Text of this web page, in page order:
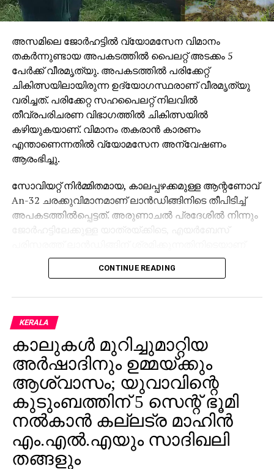
തീരമാണ്.ടെന്നിസി സംസ്ഥാനത്തും
വിർജിനിയയിലും വിൻകോൻസിലും മദീന എന്ന പേരിൽ
പട്ടണങ്ങളുണ്ട്. നാലര ദശലക്ഷത്തോളം മുസ്ലിങ്ങൾ
അമേരിക്കയിലുണ്ട്. ന്യൂയോർക്ക്, കാലിഫോർണിയ,
ഇല്ലിനോയിസ് എന്നിവിsങ്ങളിലാണ് കൂടുതൽ.
അമേരിക്കൻ മുസ്ലിങ്ങളിൽ തന്നെ ആഫിക്കൻ
വംശജരുണ്ട്, അറബ് വംശജരുണ്ട്, ഏഷ്യൻ
വംശജരുണ്ട്,യൂറോപ്യൻ മുസ്ലിങ്ങളുമുണ്ട്.
അസമിലെ ജോര്‍ഹട്ടില്‍ വ്യോമസേന വിമാനം
തകര്‍ന്നുണ്ടായ അപകടത്തില്‍ പൈലറ്റ് അടക്കം 5
പേര്‍ക്ക് വീരമൃത്യു. അപകടത്തില്‍ പരിക്കേറ്റ്
ചികിത്സയിലായിരുന്ന ഉദ്യോഗസ്ഥരാണ് വീരമൃത്യു
വരിച്ചത്. പരിക്കേറ്റ സഹപൈലറ്റ് നിലവില്‍
തീവ്രപരിചരണ വിഭാഗത്തില്‍ ചികിത്സയില്‍
കഴിയുകയാണ്. വിമാനം തകരാന്‍ കാരണം
എന്താണെന്നതില്‍ വ്യോമസേന അന്വേഷണം
ആരംഭിച്ചു.
സോവിയറ്റ് നിര്‍മ്മിതമായ, കാലപ്പഴക്കമുള്ള ആന്റണോവ്
An-32 ചരക്കുവിമാനമാണ് ലാന്‍ഡിങ്ങിനിടെ തീപിടിച്ച്
അപകടത്തില്‍പ്പെട്ടത്. അരുണാചല്‍ പ്രദേശില്‍ നിന്നും
ജോര്‍ഹട്ടിലേക്കുള്ള യാത്രയ്ക്കിടെ, എയര്‍ബേസ്
വിമാനത്തിന് തീപിടിച്ചത്. അപകടം നടന്നയുടന്‍ തന്നെ
ഫയര്‍ ബ്രിഗേഡും എമര്‍ജന്‍സി റെസ്‌പോണ്‍സ് ടീമും
ഇന്ത്യന്‍ വ്യോമസേന കോര്‍ട്ട് ഓഫ് ഇന്‍ക്വയറിക്ക്
ഉത്തരവിട്ടു.
CONTINUE READING
KERALA
കാലുകള്‍ മുറിച്ചുമാറ്റിയ
അര്‍ഷാദിനും ഉമ്മയ്ക്കും
ആശ്വാസം; യുവാവിന്റെ
കുടുംബത്തിന് 5 സെന്റ് ഭൂമി
നല്‍കാന്‍ കല്ലട്ര മാഹിന്‍
എം.എല്‍.എയും സാദിഖലി
തങ്ങളും